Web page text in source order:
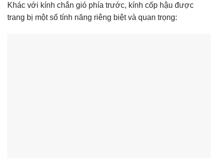
Khác với kính chắn gió phía trước, kính cốp hậu được
trang bị một số tính năng riêng biệt và quan trọng: